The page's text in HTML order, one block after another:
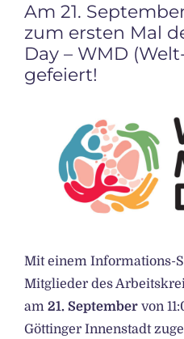
Am 21.
zum ersten Mal
Day – WMD
gefeiert!
Mit einem Informations-
Mitglieder des
am 21. September von
Göttinger Innenstadt